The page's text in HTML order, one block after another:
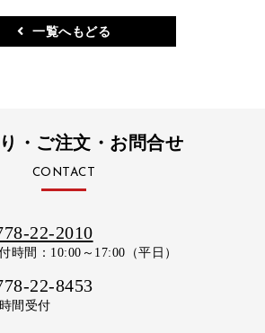
一覧へもどる
・ご注文・お問合せ
CONTACT
22-2010
時間：10:00～17:00（平日）
22-8453
間受付